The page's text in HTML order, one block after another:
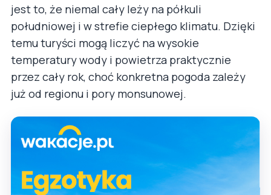
jest to, że niemal cały leży na półkuli
południowej i w strefie ciepłego klimatu. Dzięki
temu turyści mogą liczyć na wysokie
temperatury wody i powietrza praktycznie
przez cały rok, choć konkretna pogoda zależy
już od regionu i pory monsunowej.